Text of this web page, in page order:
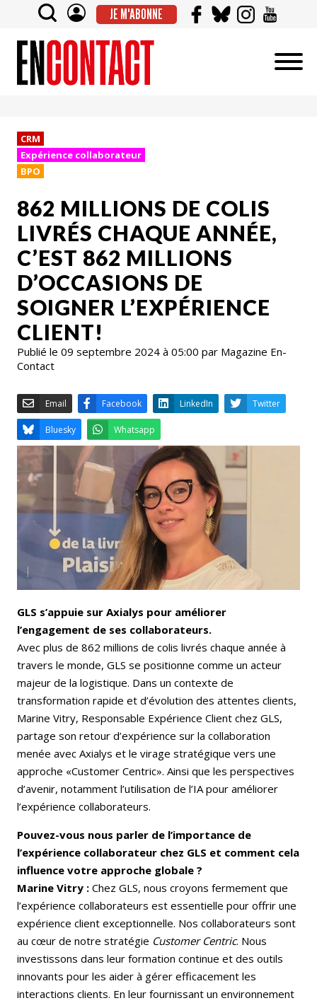
JE M'ABONNE
CRM
Expérience collaborateur
BPO
862 MILLIONS DE COLIS
LIVRÉS CHAQUE ANNÉE,
C’EST 862 MILLIONS
D’OCCASIONS DE
SOIGNER L’EXPÉRIENCE
CLIENT!
Publié le 09 septembre 2024 à 05:00 par Magazine En-
Contact
Email Facebook LinkedIn
Bluesky Whatsapp
GLS s’appuie sur Axialys pour améliorer
l’engagement de ses collaborateurs.
Avec plus de 862 millions de colis livrés chaque année à
travers le monde, GLS se positionne comme un acteur
majeur de la logistique. Dans un contexte de
transformation rapide et d’évolution des attentes clients,
Marine Vitry, Responsable Expérience Client chez GLS,
partage son retour d’expérience sur la collaboration
menée avec Axialys et le virage stratégique vers une
approche «Customer Centric». Ainsi que les perspectives
d’avenir, notamment l’utilisation de l’IA pour améliorer
l’expérience collaborateurs.
Pouvez-vous nous parler de l’importance de
l’expérience collaborateur chez GLS et comment cela
influence votre approche globale ?
Marine Vitry : Chez GLS, nous croyons fermement que
l’expérience collaborateurs est essentielle pour offrir une
expérience client exceptionnelle. Nos collaborateurs sont
au cœur de notre stratégie Customer Centric. Nous
investissons dans leur formation continue et des outils
innovants pour les aider à gérer efficacement les
interactions clients. En leur fournissant un environnement